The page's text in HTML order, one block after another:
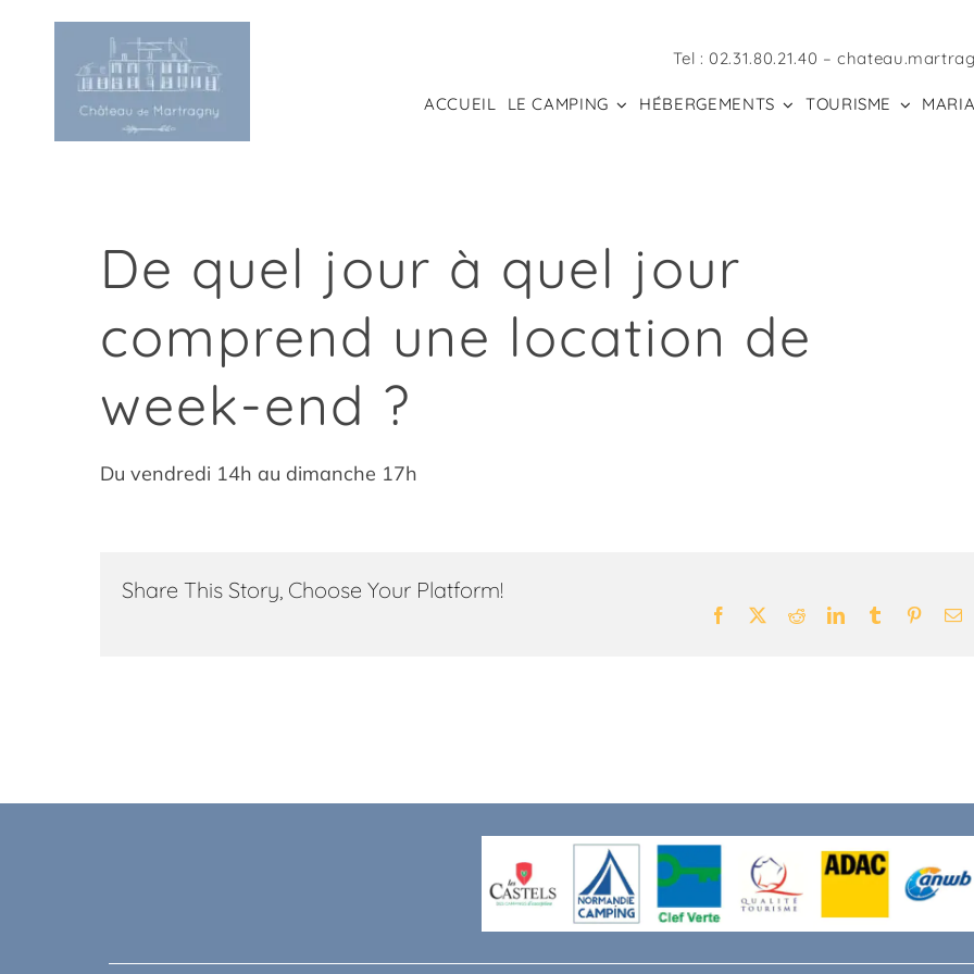
Tel :02.31.80.21.40 –
ACCUEIL LE CAMPING HÉBERGEMENTS TOURISME
De quel jour à quel jour
comprend une location de
week-end ?
Du vendredi 14h au dimanche 17h
Share This Story, Choose Your Platform!
Facebook RedditLinkedInTumblr Pinterest